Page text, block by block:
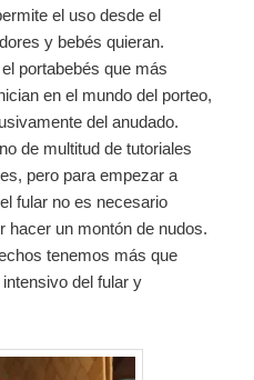
el uso desde el
y bebés quieran.
portabebés que más
en el mundo del porteo,
del anudado.
de multitud de tutoriales
pero para empezar a
fular no es necesario
hacer un montón de nudos.
tenemos más que
del fular y